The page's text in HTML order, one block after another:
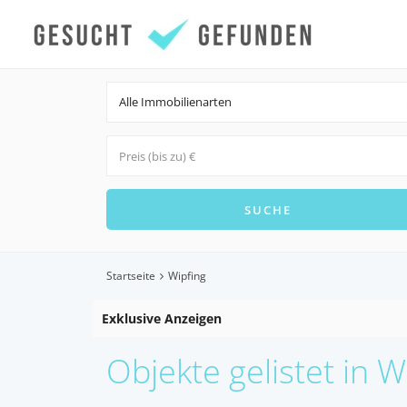
Alle Immobilienarten
Startseite Wipfing
Exklusive Anzeigen
Objekte gelistet in